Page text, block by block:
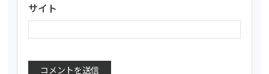
サイト